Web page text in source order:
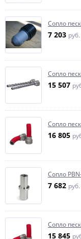
Сопло
7 203 руб.
Сопло
15 507
Сопло
16 805
Сопло
7 682 руб.
Сопло
15 845